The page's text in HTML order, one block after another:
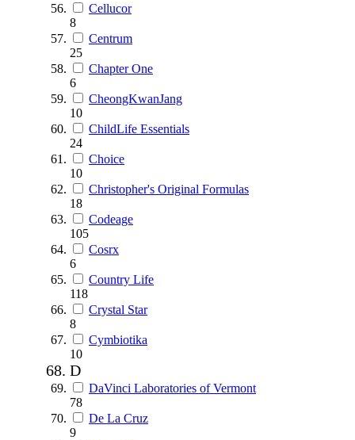
Cellucor
8
Centrum
25
Chapter One
6
CheongKwanJang
10
ChildLife Essentials
24
Choice
10
Christopher's Original Formulas
18
Codeage
105
Cosrx
6
Country Life
118
Crystal Star
8
Cymbiotika
10
D
DaVinci Laboratories of Vermont
78
De La Cruz
9